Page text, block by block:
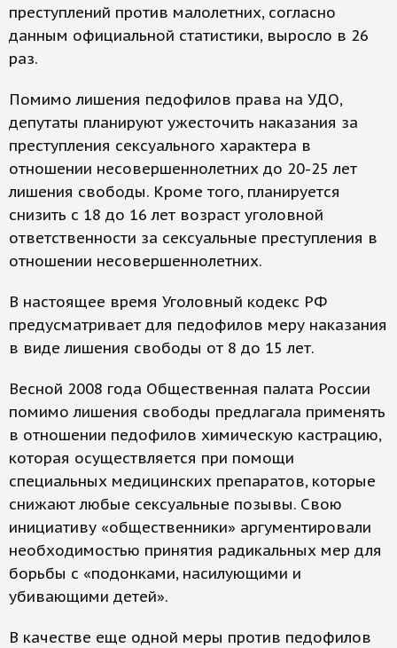
преступлений против малолетних, согласно
данным официальной статистики, выросло в 26
раз.
Помимо лишения педофилов права на УДО,
депутаты планируют ужесточить наказания за
преступления сексуального характера в
отношении несовершеннолетних до 20-25 лет
лишения свободы. Кроме того, планируется
снизить с 18 до 16 лет возраст уголовной
ответственности за сексуальные преступления в
отношении несовершеннолетних.
В настоящее время Уголовный кодекс РФ
предусматривает для педофилов меру наказания
в виде лишения свободы от 8 до 15 лет.
Весной 2008 года Общественная палата России
помимо лишения свободы предлагала применять
в отношении педофилов химическую кастрацию,
которая осуществляется при помощи
специальных медицинских препаратов, которые
снижают любые сексуальные позывы. Свою
инициативу «общественники» аргументировали
необходимостью принятия радикальных мер для
борьбы с «подонками, насилующими и
убивающими детей».
В качестве еще одной меры против педофилов